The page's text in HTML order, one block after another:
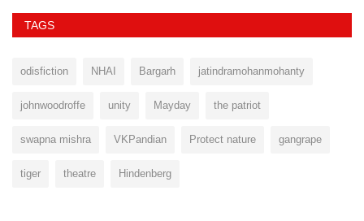
TAGS
odisfiction NHAI Bargarh jatindramohanmohanty
johnwoodroffe unity Mayday the patriot
swapna mishra VKPandian Protect nature gangrape
tiger theatre Hindenberg